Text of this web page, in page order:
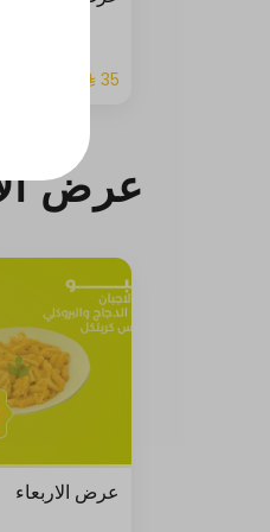
عرض
عرض الاربعاء